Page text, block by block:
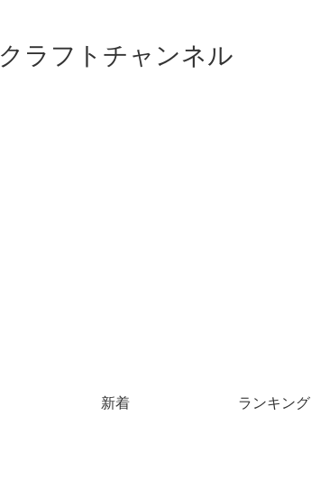
クラフトチャンネル
新着 ランキング